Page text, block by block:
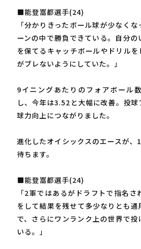
■能登嵩都選手(24)
「分かりきったボール球が少なく
ーンの中で勝負できている。自分の
を保てるキャッチボールやドリルを
がブレないようにしていた。」
9イニングあたりのフォアボール
し、今年は3.52と大幅に改善。投
球力向上につながりました。
進化したオイシックスのエースが、
待ちます。
■能登嵩都選手(24)
「2軍ではあるがドラフトで指名
をして結果を残せて多少なりとも通
で、さらにワンランク上の世界で投
いる。」